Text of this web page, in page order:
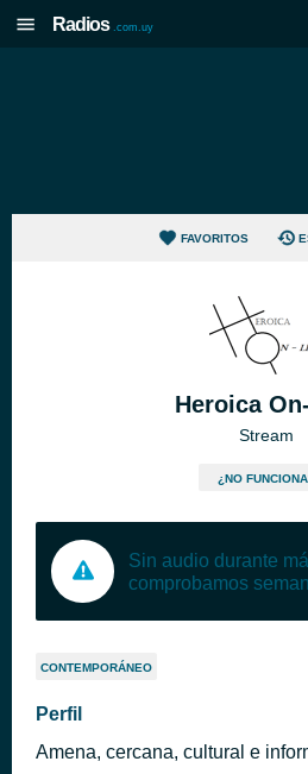
Radios .com.uy
FAVORITOS
Heroica
Stream
¿NO
Sin audio durante
comprobamos
CONTEMPORÁNEO
Perfil
Amena, cercana, cultural e